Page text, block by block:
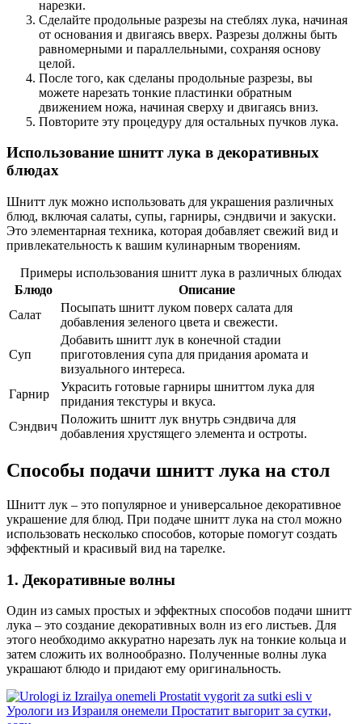
нарезки.
Сделайте продольные разрезы на стеблях лука, начиная
от основания и двигаясь вверх. Разрезы должны быть
равномерными и параллельными, сохраняя основу
целой.
После того, как сделаны продольные разрезы, вы
можете нарезать тонкие пластинки обратным
движением ножа, начиная сверху и двигаясь вниз.
Повторите эту процедуру для остальных пучков лука.
Использование шнитт лука в декоративных
блюдах
Шнитт лук можно использовать для украшения различных
блюд, включая салаты, супы, гарниры, сэндвичи и закуски.
Это элементарная техника, которая добавляет свежий вид и
привлекательность к вашим кулинарным творениям.
Примеры использования шнитт лука в различных блюдах
Блюдо
Описание
Салат
Посыпать шнитт луком поверх салата для
добавления зеленого цвета и свежести.
Суп
Добавить шнитт лук в конечной стадии
приготовления супа для придания аромата и
визуального интереса.
Гарнир
Украсить готовые гарниры шниттом лука для
придания текстуры и вкуса.
Сэндвич
Положить шнитт лук внутрь сэндвича для
добавления хрустящего элемента и остроты.
Способы подачи шнитт лука на стол
Шнитт лук – это популярное и универсальное декоративное
украшение для блюд. При подаче шнитт лука на стол можно
использовать несколько способов, которые помогут создать
эффектный и красивый вид на тарелке.
1. Декоративные волны
Один из самых простых и эффектных способов подачи шнитт
лука – это создание декоративных волн из его листьев. Для
этого необходимо аккуратно нарезать лук на тонкие кольца и
затем сложить их волнообразно. Полученные волны лука
украшают блюдо и придают ему оригинальность.
Урологи из Израиля онемели Простатит выгорит за сутки,